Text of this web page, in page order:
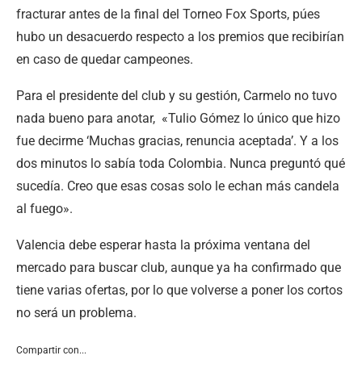
fracturar antes de la final del Torneo Fox Sports, púes
hubo un desacuerdo respecto a los premios que recibirían
en caso de quedar campeones.
Para el presidente del club y su gestión, Carmelo no tuvo
nada bueno para anotar, «Tulio Gómez lo único que hizo
fue decirme ‘Muchas gracias, renuncia aceptada’. Y a los
dos minutos lo sabía toda Colombia. Nunca preguntó qué
sucedía. Creo que esas cosas solo le echan más candela
al fuego».
Valencia debe esperar hasta la próxima ventana del
mercado para buscar club, aunque ya ha confirmado que
tiene varias ofertas, por lo que volverse a poner los cortos
no será un problema.
Compartir con...